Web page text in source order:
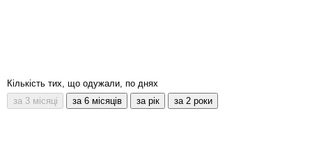
Кількість тих, що одужали, по днях